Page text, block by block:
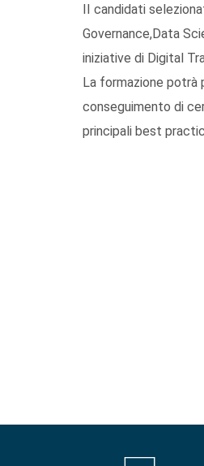
II candidati
Governance,Data
iniziative di Digital
La formazione potrà
conseguimento di
principali best